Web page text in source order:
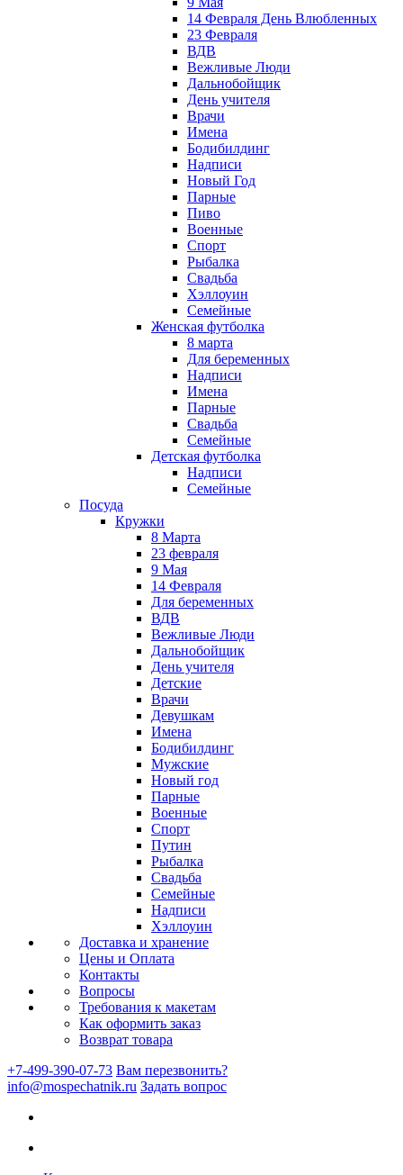
14 Февраля День Влюбленных
23 Февраля
ВДВ
Вежливые Люди
Дальнобойщик
День учителя
Врачи
Имена
Бодибилдинг
Надписи
Новый Год
Парные
Пиво
Военные
Спорт
Рыбалка
Свадьба
Хэллоуин
Семейные
Женская футболка
8 марта
Для беременных
Надписи
Имена
Парные
Свадьба
Семейные
Детская футболка
Надписи
Семейные
Посуда
Кружки
8 Марта
23 февраля
9 Мая
14 Февраля
Для беременных
ВДВ
Вежливые Люди
Дальнобойщик
День учителя
Детские
Врачи
Девушкам
Имена
Бодибилдинг
Мужские
Новый год
Парные
Военные
Спорт
Путин
Рыбалка
Свадьба
Семейные
Надписи
Хэллоуин
Доставка и хранение
Цены и Оплата
Контакты
Вопросы
Требования к макетам
Как оформить заказ
Возврат товара
+7-499-390-07-73 Вам перезвонить?
info@mospechatnik.ru Задать вопрос